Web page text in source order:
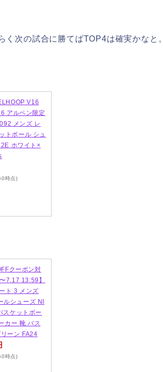
く次の試合に勝てばTOP4は確実かなと。
V16
アルペン限定
メンズ レ
トボール シュ
ホワイト×
時点)
クーポン対
7.17 13:59】
ト 3 メンズ
ルシューズ NI
スケットボー
カー 靴 バス
ーン FA24
時点)